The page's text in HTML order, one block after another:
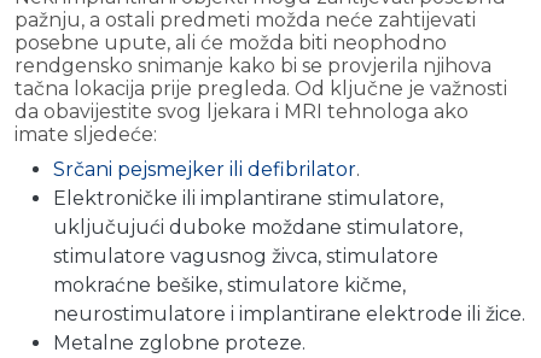
pažnju, a ostali predmeti možda neće zahtijevati
posebne upute, ali će možda biti neophodno
rendgensko snimanje kako bi se provjerila njihova
tačna lokacija prije pregleda. Od ključne je važnosti
da obavijestite svog ljekara i MRI tehnologa ako
imate sljedeće:
Srčani pejsmejker ili defibrilator.
Elektroničke ili implantirane stimulatore,
uključujući duboke moždane stimulatore,
stimulatore vagusnog živca, stimulatore
mokraćne bešike, stimulatore kičme,
neurostimulatore i implantirane elektrode ili žice.
Metalne zglobne proteze.